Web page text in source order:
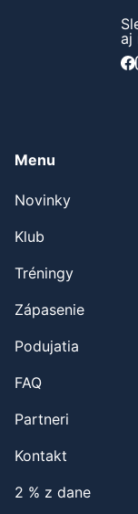
aj
Menu
Novinky
Klub
Tréningy
Zápasenie
Podujatia
FAQ
Partneri
Kontakt
2 % z dane